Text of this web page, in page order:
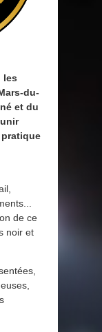
les
du-
et du
de ce
noir et